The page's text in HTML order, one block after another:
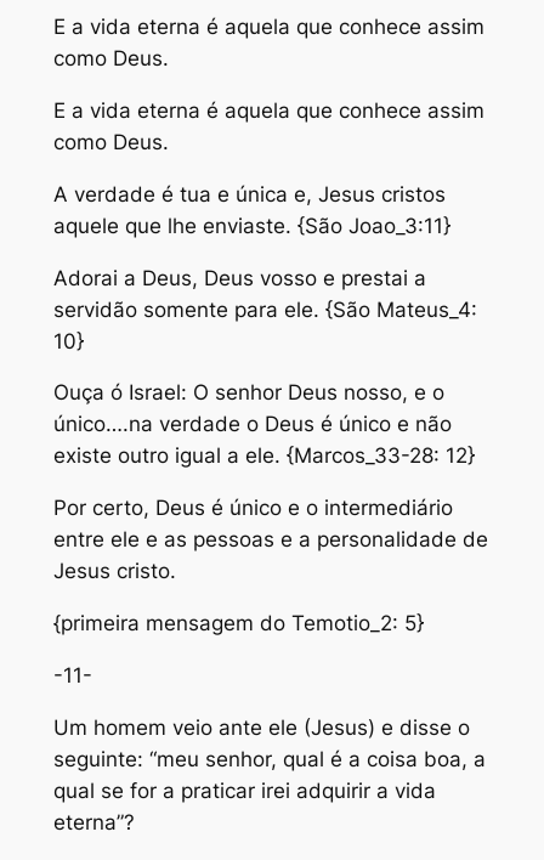
E a vida eterna é aquela que conhece assim
como Deus.
E a vida eterna é aquela que conhece assim
como Deus.
A verdade é tua e única e, Jesus cristos
aquele que lhe enviaste. {São Joao_3:11}
Adorai a Deus, Deus vosso e prestai a
servidão somente para ele. {São Mateus_4:
10}
Ouça ó Israel: O senhor Deus nosso, e o
único….na verdade o Deus é único e não
existe outro igual a ele. {Marcos_33-28: 12}
Por certo, Deus é único e o intermediário
entre ele e as pessoas e a personalidade de
Jesus cristo.
{primeira mensagem do Temotio_2: 5}
-11-
Um homem veio ante ele (Jesus) e disse o
seguinte: “meu senhor, qual é a coisa boa, a
qual se for a praticar irei adquirir a vida
eterna”?